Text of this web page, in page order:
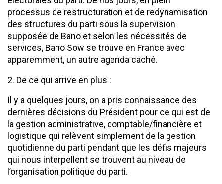
processus de restructuration et de redynamisation
des structures du parti sous la supervision
supposée de Bano et selon les nécessités de
services, Bano Sow se trouve en France avec
apparemment, un autre agenda caché.
2. De ce qui arrive en plus :
Il y a quelques jours, on a pris connaissance des
dernières décisions du Président pour ce qui est de
la gestion administrative, comptable/financière et
logistique qui relèvent simplement de la gestion
quotidienne du parti pendant que les défis majeurs
qui nous interpellent se trouvent au niveau de
l’organisation politique du parti.